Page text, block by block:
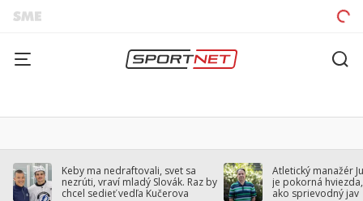
Keby ma nedraftovali, svet sa
nezrúti, vraví mladý Slovák. Raz by
chcel sedieť vedľa Kučerova
Atletický manažér
je pokorná
ako sprievodný jav